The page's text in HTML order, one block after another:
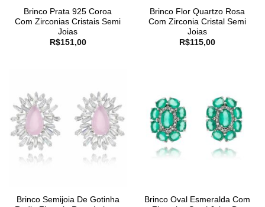
Brinco Prata 925 Coroa
Com Zirconias Cristais Semi
Joias
R$151,00
Brinco Flor Quartzo Rosa
Com Zirconia Cristal Semi
Joias
R$115,00
Brinco Semijoia De Gotinha
Brinco Oval Esmeralda Com